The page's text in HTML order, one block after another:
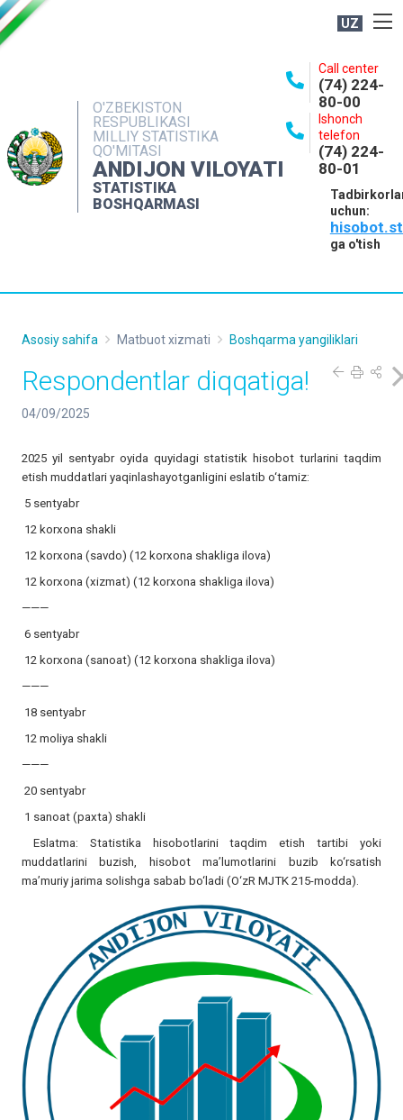
UZ
O'ZBEKISTON
RESPUBLIKASI
MILLIY STATISTIKA
QO'MITASI
ANDIJON VILOYATI
STATISTIKA
BOSHQARMASI
Call center
(74) 224-
80-00
Ishonch
telefon
(74) 224-
80-01
uchun:
ga o'tish
NASHRLAR
INTERAKTIV XIZMATLAR
MATBUOT XIZMATI
MUROJAATLAR
Asosiy sahifa Matbuot xizmati Boshqarma yangiliklari
Respondentlar diqqatiga!
04/09/2025
2025 yil sentyabr oyida quyidagi statistik hisobot turlarini taqdim
etish muddatlari yaqinlashayotganligini eslatib o‘tamiz:
5 sentyabr
12 korxona shakli
12 korxona (savdo) (12 korxona shakliga ilova)
12 korxona (xizmat) (12 korxona shakliga ilova)
———
6 sentyabr
12 korxona (sanoat) (12 korxona shakliga ilova)
———
18 sentyabr
12 moliya shakli
———
20 sentyabr
1 sanoat (paxta) shakli
Eslatma: Statistika hisobotlarini taqdim etish tartibi yoki
muddatlarini buzish, hisobot ma’lumotlarini buzib ko‘rsatish
ma’muriy jarima solishga sabab bo‘ladi (O‘zR MJTK 215-modda).